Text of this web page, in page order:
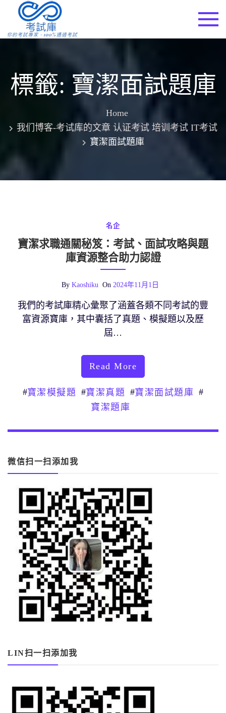
content
標籤: 寶潔面試題庫
Home
我们博客-考试库的文章 认证考试 培训考试 IT考试
寶潔面試題庫
名企
寶潔求職通關秘笈：考試、面試攻略與題
庫資源整合助力認證
By Kaoshiku On 2024年11月1日
我們的考試庫精心彙聚了涵蓋各類不同考試的豐
富資源寶庫，其中囊括了真題、模擬題以及歷
屆…
Read More
#寶潔模擬題 #寶潔真題 #寶潔面試題庫 #
寶潔題庫
微信扫一扫添加我
LIN扫一扫添加我